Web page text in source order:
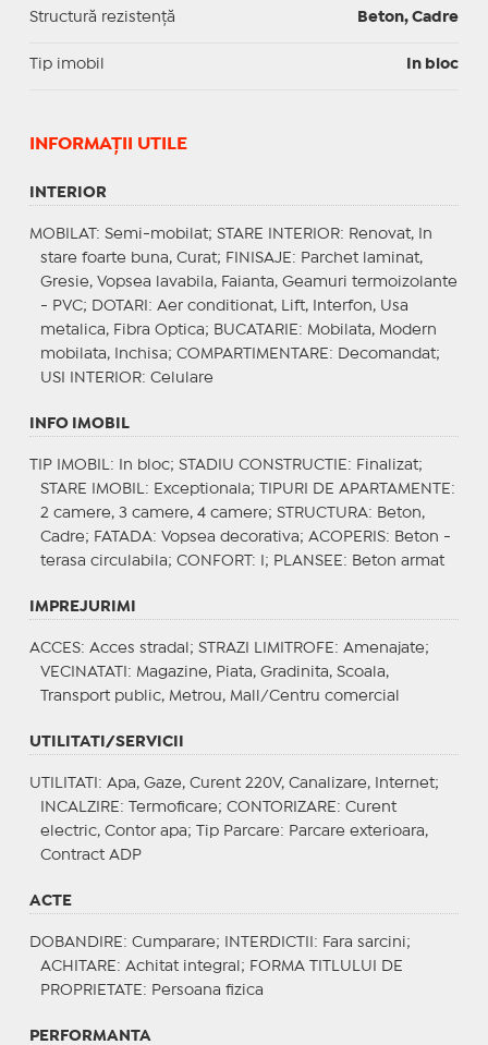
Structură rezistență Beton, Cadre
Tip imobil In bloc
INFORMAŢII UTILE
INTERIOR
MOBILAT : Semi-mobilat; STARE INTERIOR: Renovat, In
stare foarte buna, Curat; FINISAJE : Parchet laminat,
Gresie, Vopsea lavabila, Faianta, Geamuri termoizolante
- PVC;
DOTARI : Aer conditionat, Lift, Interfon, Usa
metalica, Fibra Optica; BUCATARIE : Mobilata, Modern
mobilata, Inchisa; COMPARTIMENTARE : Decomandat;
USI INTERIOR: Celulare
INFO IMOBIL
TIP IMOBIL : In bloc; STADIU CONSTRUCTIE : Finalizat;
STARE IMOBIL : Exceptionala; TIPURI DE APARTAMENTE :
2 camere, 3 camere, 4 camere; STRUCTURA: Beton,
Cadre; FATADA: Vopsea decorativa; ACOPERIS: Beton -
terasa circulabila; CONFORT : I; PLANSEE : Beton armat
IMPREJURIMI
ACCES: Acces stradal; STRAZI LIMITROFE : Amenajate;
VECINATATI : Magazine, Piata, Gradinita, Scoala,
Transport public, Metrou, Mall/Centru comercial
UTILITATI/SERVICII
UTILITATI : Apa, Gaze, Curent 220V, Canalizare, Internet;
INCALZIRE : Termoficare; CONTORIZARE : Curent
electric, Contor apa;
Tip Parcare: Parcare exterioara,
Contract ADP
ACTE
DOBANDIRE : Cumparare; INTERDICTII : Fara sarcini;
ACHITARE : Achitat integral; FORMA TITLULUI DE
PROPRIETATE : Persoana fizica
PERFORMANTA